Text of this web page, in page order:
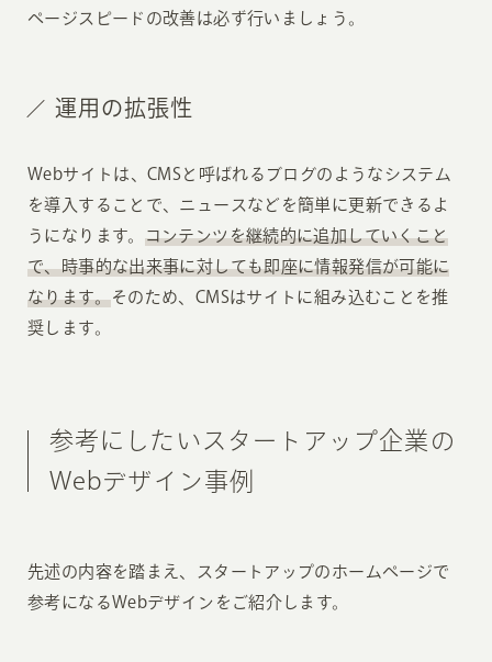
ページスピードの改善は必ず行いましょう。
運用の拡張性
Webサイトは、CMSと呼ばれるブログのようなシステム
を導入することで、ニュースなどを簡単に更新できるよ
うになります。 コンテンツを継続的に追加していくこと
で、時事的な出来事に対しても即座に情報発信が可能に
なります。そのため、CMSはサイトに組み込むことを推
奨します。
参考にしたいスタートアップ企業の
Webデザイン事例
先述の内容を踏まえ、スタートアップのホームページで
参考になるWebデザインをご紹介します。